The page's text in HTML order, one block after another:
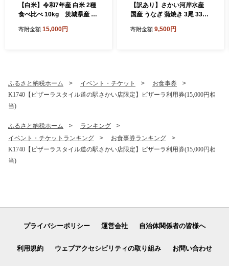
【白米】令和7年産 白米 2種
食べ比べ 10kg 茨城県産 K
寄附金額 15,000円
【訳あり】さかい河岸水産
国産 うなぎ 蒲焼き 3尾 330g
け K1804
寄附金額 9,500円
ふるさと納税ホーム イベント・チケット
お食事券
K1740【ピザーラスタイル道の駅さかい店限定】ピザーラ利用券(15,000円相
当)
ふるさと納税ホーム
ランキング
イベント・チケットランキング
お食事券ランキング
K1740【ピザーラスタイル道の駅さかい店限定】ピザーラ利用券(15,000円相
当)
プライバシーポリシー 運営会社 自治体関係者の皆様へ
利用規約 ウェブアクセシビリティの取り組み お問い合わせ